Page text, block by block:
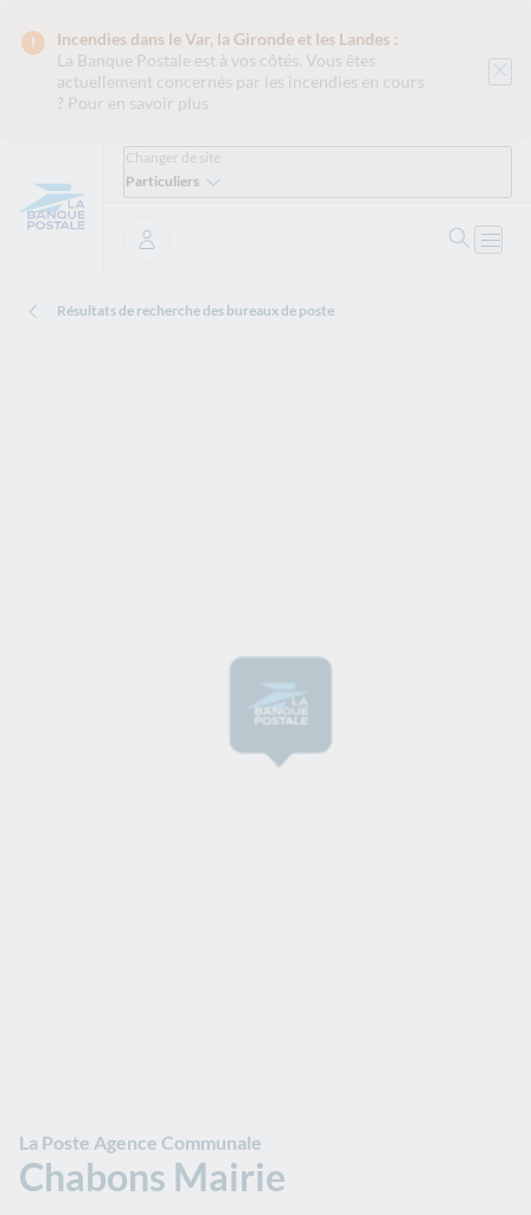
Incendies dans le Var, la Gironde et les Landes :
La Banque Postale est à vos côtés. Vous êtes
actuellement concernés par les incendies en cours
? Pour en savoir plus
Changer de site
Particuliers
Se connecter
Résultats de recherche des bureaux de poste
La Poste Agence Communale
Chabons Mairie